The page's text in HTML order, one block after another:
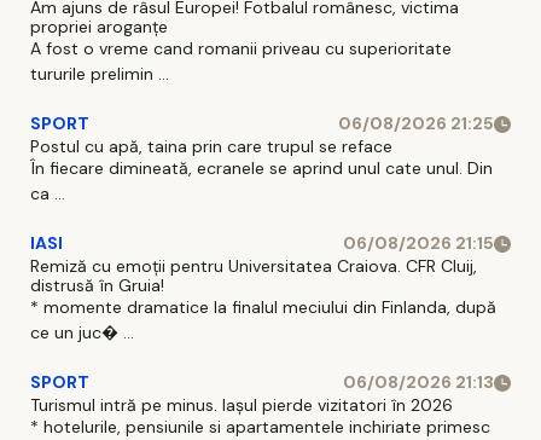
Am ajuns de râsul Europei! Fotbalul românesc, victima
propriei aroganțe
A fost o vreme cand romanii priveau cu superioritate
tururile prelimin ...
SPORT
06/08/2026 21:25
Postul cu apă, taina prin care trupul se reface
În fiecare dimineată, ecranele se aprind unul cate unul. Din
ca ...
IASI
06/08/2026 21:15
Remiză cu emoții pentru Universitatea Craiova. CFR Cluij,
distrusă în Gruia!
* momente dramatice la finalul meciului din Finlanda, după
ce un juc� ...
SPORT
06/08/2026 21:13
Turismul intră pe minus. Iașul pierde vizitatori în 2026
* hotelurile, pensiunile si apartamentele inchiriate primesc